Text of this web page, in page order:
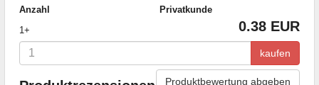
Anzahl
Privatkunde
1+
0.38 EUR
kaufen
Produktbewertung abgeben